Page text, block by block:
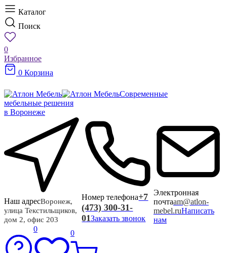
Каталог
Поиск
0
Избранное
0 Корзина
Современные
мебельные решения
в Воронеже
Наш адресВоронеж,
улица Текстильщиков,
дом 2, офис 203
Номер телефона+7
(473) 300-31-
01Заказать звонок
Электронная
почтаam@atlon-
mebel.ruНаписать
нам
0 0